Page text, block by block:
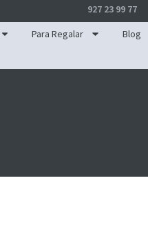
927 23 99 77
Para Regalar
Blog